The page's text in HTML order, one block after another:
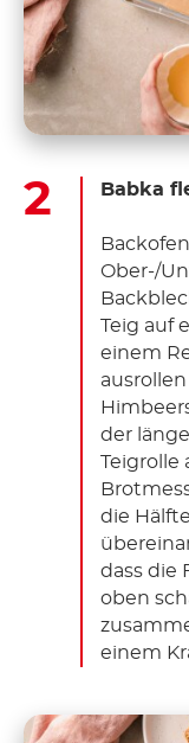
Babka
Ober-/
Teig auf
einem
der
Teigrolle
die
dass die
oben
einem